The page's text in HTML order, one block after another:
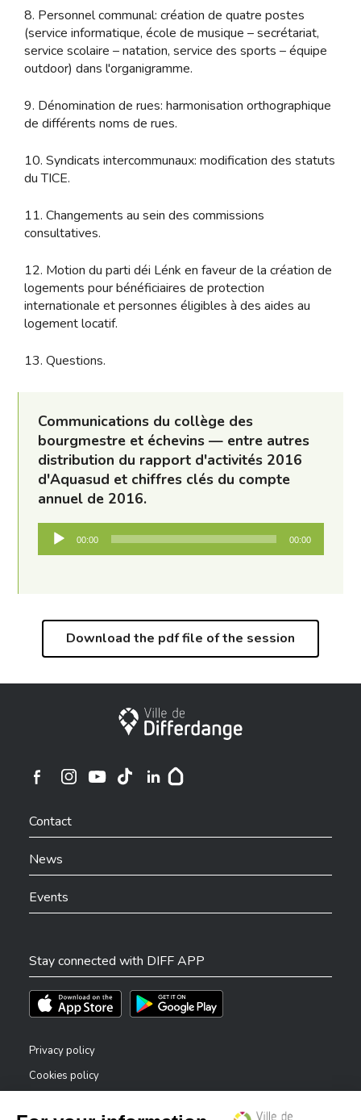
8. Personnel communal: création de quatre postes
(service informatique, école de musique – secrétariat,
service scolaire – natation, service des sports – équipe
outdoor) dans l'organigramme.
9. Dénomination de rues: harmonisation orthographique
de différents noms de rues.
10. Syndicats intercommunaux: modification des statuts
du TICE.
11. Changements au sein des commissions
consultatives.
12. Motion du parti déi Lénk en faveur de la création de
logements pour bénéficiaires de protection
internationale et personnes éligibles à des aides au
logement locatif.
13. Questions.
Communications du collège des
bourgmestre et échevins — entre autres
distribution du rapport d'activités 2016
d'Aquasud et chiffres clés du compte
annuel de 2016.
Audio
Player
00:00 00:00
Download the pdf file of the session
City of Differdange
Ville de Differdange sur Instagram
Contact
News
Events
Stay connected with DIFF APP
Téléchargez l'app sur l'App StoreTéléchargez l'app sur Play Store
Privacy policy
Cookies policy